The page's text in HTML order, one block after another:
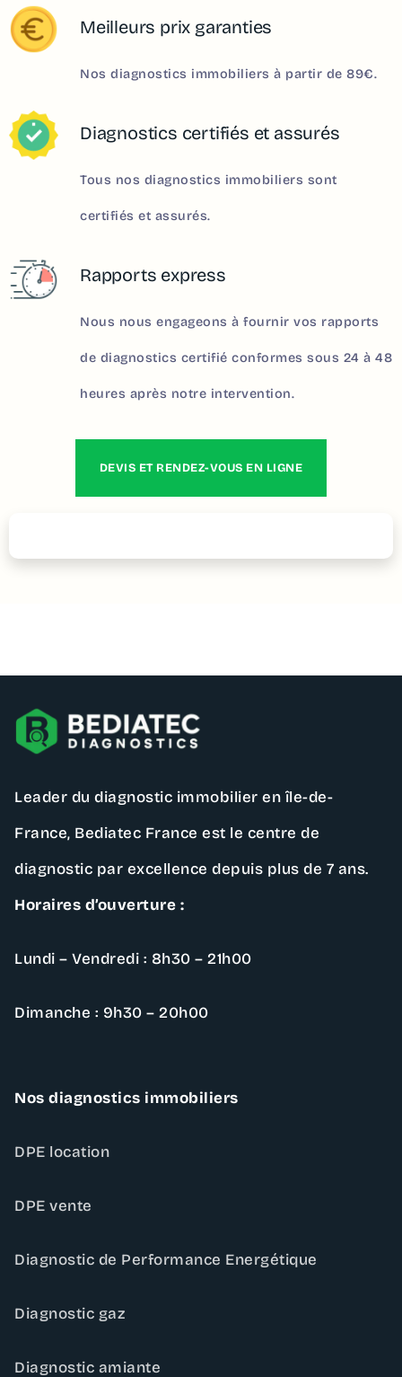
Meilleurs prix garanties
Nos diagnostics immobiliers à partir de 89€.
Diagnostics certifiés et assurés
Tous nos diagnostics immobiliers sont
certifiés et assurés.
Rapports express
Nous nous engageons à fournir vos rapports
de diagnostics certifié conformes sous 24 à 48
heures après notre intervention.
DEVIS ET RENDEZ-VOUS EN LIGNE
Leader du diagnostic immobilier en île-de-
France, Bediatec France est le centre de
diagnostic par excellence depuis plus de 7 ans.
Horaires d’ouverture :
Lundi – Vendredi : 8h30 – 21h00
Dimanche : 9h30 – 20h00
Nos diagnostics immobiliers
DPE location
DPE vente
Diagnostic de Performance Energétique
Diagnostic gaz
Diagnostic amiante